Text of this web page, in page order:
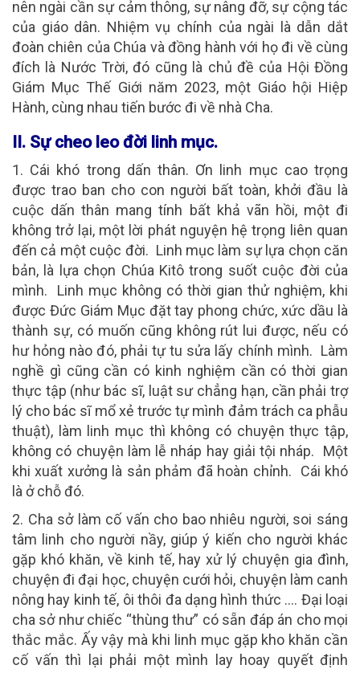
nên ngài cần sự cảm thông, sự nâng đỡ, sự cộng tác
của giáo dân. Nhiệm vụ chính của ngài là dẫn dắt
đoàn chiên của Chúa và đồng hành với họ đi về cùng
đích là Nước Trời, đó cũng là chủ đề của Hội Đồng
Giám Mục Thế Giới năm 2023, một Giáo hội Hiệp
Hành, cùng nhau tiến bước đi về nhà Cha.
II. Sự cheo leo đời linh mục.
1. Cái khó trong dấn thân. Ơn linh mục cao trọng
được trao ban cho con người bất toàn, khởi đầu là
cuộc dấn thân mang tính bất khả vãn hồi, một đi
không trở lại, một lời phát nguyện hệ trọng liên quan
đến cả một cuộc đời. Linh mục làm sự lựa chọn căn
bản, là lựa chọn Chúa Kitô trong suốt cuộc đời của
mình. Linh mục không có thời gian thử nghiệm, khi
được Đức Giám Mục đặt tay phong chức, xức dầu là
thành sự, có muốn cũng không rút lui được, nếu có
hư hỏng nào đó, phải tự tu sửa lấy chính mình. Làm
nghề gì cũng cần có kinh nghiệm cần có thời gian
thực tập (như bác sĩ, luật sư chẳng hạn, cần phải trợ
lý cho bác sĩ mổ xẻ trước tự mình đảm trách ca phẫu
thuật), làm linh mục thì không có chuyện thực tập,
không có chuyện làm lễ nháp hay giải tội nháp. Một
khi xuất xưởng là sản phảm đã hoàn chỉnh. Cái khó
là ở chỗ đó.
2. Cha sở làm cố vấn cho bao nhiêu người, soi sáng
tâm linh cho người nầy, giúp ý kiến cho người khác
gặp khó khăn, về kinh tế, hay xử lý chuyện gia đình,
chuyện đi đại học, chuyện cưới hỏi, chuyện làm canh
nông hay kinh tế, ôi thôi đa dạng hình thức …. Đại loại
cha sở như chiếc “thùng thư” có sẵn đáp án cho mọi
thắc mắc. Ấy vậy mà khi linh mục gặp kho khăn cần
cố vấn thì lại phải một mình lay hoay quyết định